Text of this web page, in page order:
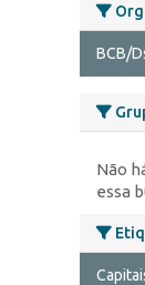
BCB/
Não
essa